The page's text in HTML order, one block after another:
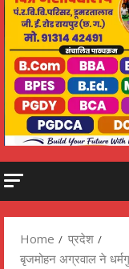
Home
प्रदेश
बृजमोहन अग्रवाल ने